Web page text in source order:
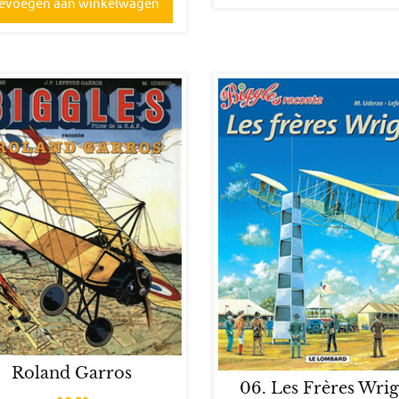
Roland Garros
06. Les Frères